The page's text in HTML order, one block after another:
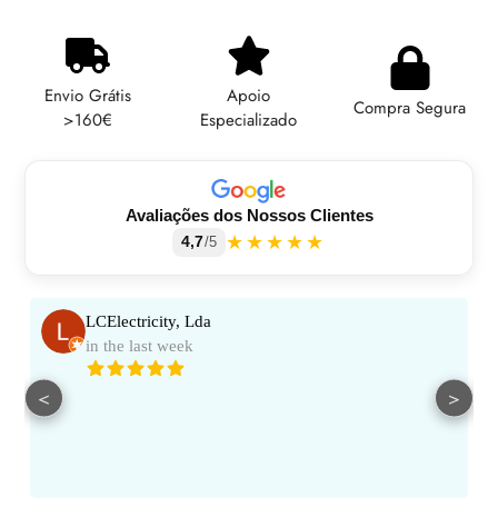
seu
carrinho
Envio Grátis
>160€
Apoio
Especializado
Compra Segura
Avaliações dos Nossos Clientes
4,7/5 ★★★★★
LCElectricity, Lda
in the last week
< >